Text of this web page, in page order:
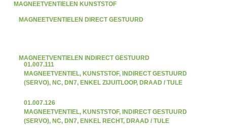
MAGNEETVENTIELEN KUNSTSTOF
MAGNEETVENTIELEN DIRECT GESTUURD
MAGNEETVENTIELEN INDIRECT GESTUURD
01.007.111
MAGNEETVENTIEL, KUNSTSTOF, INDIRECT GESTUURD
(SERVO), NC, DN7, ENKEL ZIJUITLOOP, DRAAD / TULE
01.007.126
MAGNEETVENTIEL, KUNSTSTOF, INDIRECT GESTUURD
(SERVO), NC, DN7, ENKEL RECHT, DRAAD / TULE